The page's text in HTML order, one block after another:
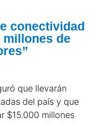
conectividad
de
que llevarán
del país y que
$15.000 millones